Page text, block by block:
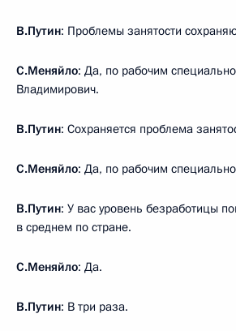
В.Путин: Проблемы занятости
С.Меняйло: Да, по рабочим
Владимирович.
В.Путин: Сохраняется проблема
С.Меняйло: Да, по рабочим
В.Путин: У вас уровень безработицы
в среднем по стране.
С.Меняйло: Да.
В.Путин: В три раза.